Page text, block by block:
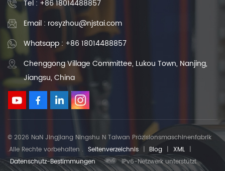
Tel : +86 18014488857
Email : rosyzhou@njstai.com
Whatsapp : +86 18014488857
Chenggong Village Committee, Lukou Town, Nanjing,
Jiangsu, China
© 2026 NaN Jingjiang Ningshu N Taiwan Präzisionsmaschinenfabrik
.Alle Rechte vorbehalten . Seitenverzeichnis | Blog | XML |
Datenschutz-Bestimmungen
IPv6-Netzwerk unterstützt